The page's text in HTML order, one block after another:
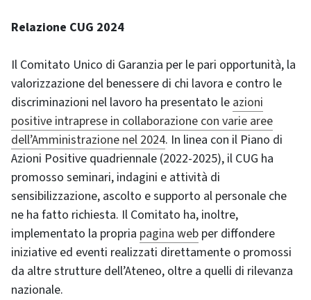
Relazione CUG 2024
Il Comitato Unico di Garanzia per le pari opportunità, la
valorizzazione del benessere di chi lavora e contro le
discriminazioni nel lavoro ha presentato le azioni
positive intraprese in collaborazione con varie aree
dell’Amministrazione nel 2024. In linea con il Piano di
Azioni Positive quadriennale (2022-2025), il CUG ha
promosso seminari, indagini e attività di
sensibilizzazione, ascolto e supporto al personale che
ne ha fatto richiesta. Il Comitato ha, inoltre,
implementato la propria pagina web per diffondere
iniziative ed eventi realizzati direttamente o promossi
da altre strutture dell’Ateneo, oltre a quelli di rilevanza
nazionale.